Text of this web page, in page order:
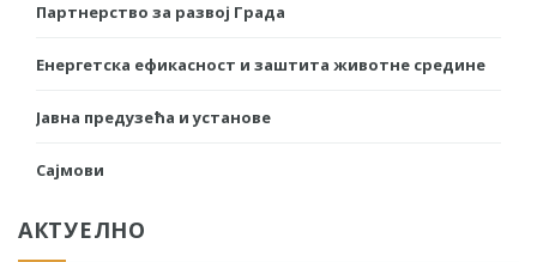
Партнерство за развој Града
Енергетска ефикасност и заштита животне средине
Јавна предузећа и установе
Сајмови
АКТУЕЛНО